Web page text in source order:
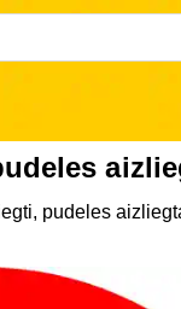
pudeles